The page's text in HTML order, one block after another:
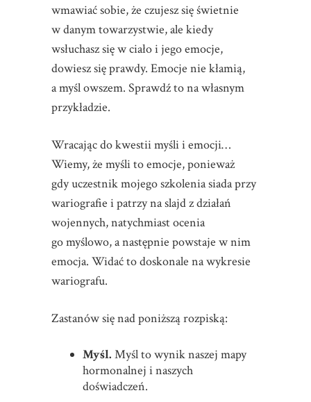
wmawiać sobie, że czujesz się świetnie
w danym towarzystwie, ale kiedy
wsłuchasz się w ciało i jego emocje,
dowiesz się prawdy. Emocje nie kłamią,
a myśl owszem. Sprawdź to na własnym
przykładzie.
Wracając do kwestii myśli i emocji…
Wiemy, że myśli to emocje, ponieważ
gdy uczestnik mojego szkolenia siada przy
wariografie i patrzy na slajd z działań
wojennych, natychmiast ocenia
go myślowo, a następnie powstaje w nim
emocja. Widać to doskonale na wykresie
wariografu.
Zastanów się nad poniższą rozpiską:
Myśl. Myśl to wynik naszej mapy
hormonalnej i naszych
doświadczeń.